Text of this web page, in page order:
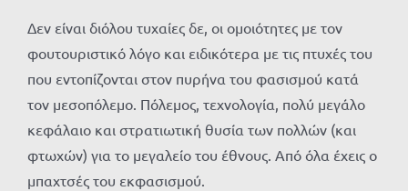
Δεν είναι διόλου τυχαίες δε, οι ομοιότητες με τον
φουτουριστικό λόγο και ειδικότερα με τις πτυχές του
που εντοπίζονται στον πυρήνα του φασισμού κατά
τον μεσοπόλεμο. Πόλεμος, τεχνολογία, πολύ μεγάλο
κεφάλαιο και στρατιωτική θυσία των πολλών (και
φτωχών) για το μεγαλείο του έθνους. Από όλα έχεις ο
μπαχτσές του εκφασισμού.